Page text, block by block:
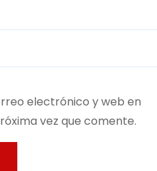
electrónico y web en
vez que comente.